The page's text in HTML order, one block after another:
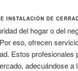
INSTALACIÓN DE
del hogar o del
eso, ofrecen
Estos profesionales
adecuándose